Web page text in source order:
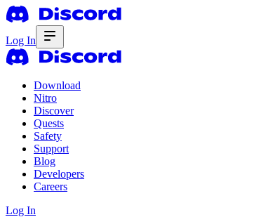
Log In
Download
Nitro
Discover
Quests
Safety
Support
Blog
Developers
Careers
Log In